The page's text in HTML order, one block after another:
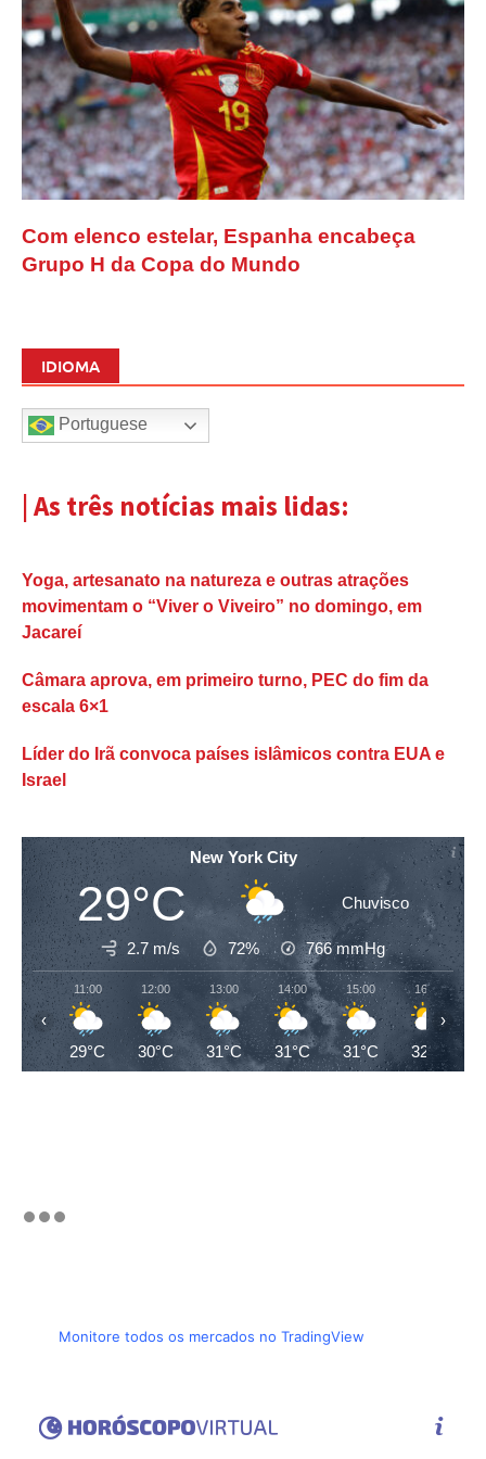
Com elenco estelar, Espanha encabeça
Grupo H da Copa do Mundo
IDIOMA
Portuguese
| As três notícias mais lidas:
Yoga, artesanato na natureza e outras atrações
movimentam o “Viver o Viveiro” no domingo, em
Jacareí
Câmara aprova, em primeiro turno, PEC do fim da
escala 6×1
Líder do Irã convoca países islâmicos contra EUA e
Israel
New York City
29°C Chuvisco
2.7 m/s 72% 766mmHg
11:00
29°C
12:00
30°C
13:00
31°C
14:00
31°C
15:00
31°C
16:00
32°C
‹ ›
Monitore todos os mercados no TradingView